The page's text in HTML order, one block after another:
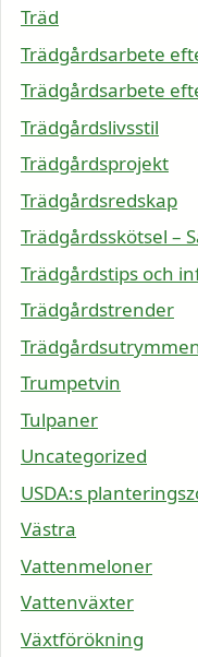
Träd
Trädgårdsarbete
Trädgårdsarbete
Trädgårdslivsstil
Trädgårdsprojekt
Trädgårdsredskap
Trädgårdsskötsel –
Trädgårdstips och
Trädgårdstrender
Trumpetvin
Tulpaner
Uncategorized
USDA:s
Västra
Vattenmeloner
Vattenväxter
Växtförökning